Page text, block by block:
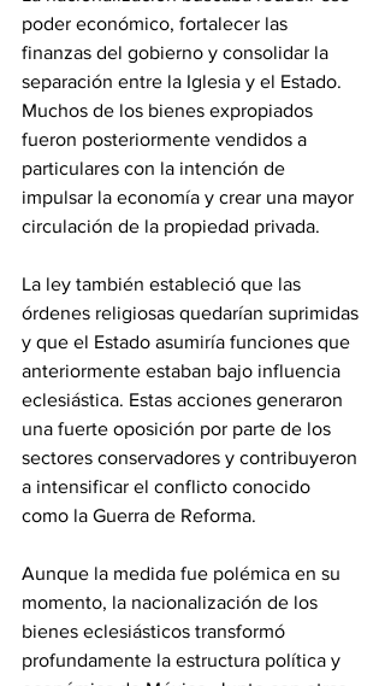
poder económico, fortalecer las
finanzas del gobierno y consolidar la
separación entre la Iglesia y el Estado.
Muchos de los bienes expropiados
fueron posteriormente vendidos a
particulares con la intención de
impulsar la economía y crear una mayor
circulación de la propiedad privada.
La ley también estableció que las
órdenes religiosas quedarían suprimidas
y que el Estado asumiría funciones que
anteriormente estaban bajo influencia
eclesiástica. Estas acciones generaron
una fuerte oposición por parte de los
sectores conservadores y contribuyeron
a intensificar el conflicto conocido
como la Guerra de Reforma.
Aunque la medida fue polémica en su
momento, la nacionalización de los
bienes eclesiásticos transformó
profundamente la estructura política y